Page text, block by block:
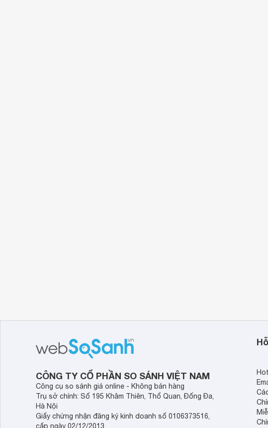
CÔNG TY CỔ PHẦN SO SÁNH VIỆT NAM
Công cụ so sánh giá online - Không bán hàng
Trụ sở chính: Số 195 Khâm Thiên, Thổ Quan, Đống Đa,
Hà Nội
Giấy chứng nhận đăng ký kinh doanh số 0106373516,
cấp ngày 02/12/2013